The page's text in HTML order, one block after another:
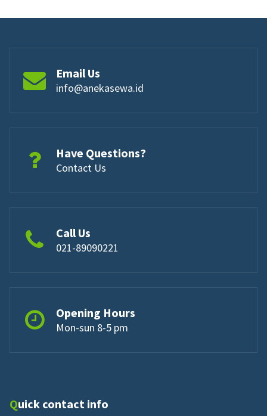
Email Us
info@anekasewa.id
Have Questions?
Contact Us
Call Us
021-89090221
Opening Hours
Mon-sun 8-5 pm
Quick contact info